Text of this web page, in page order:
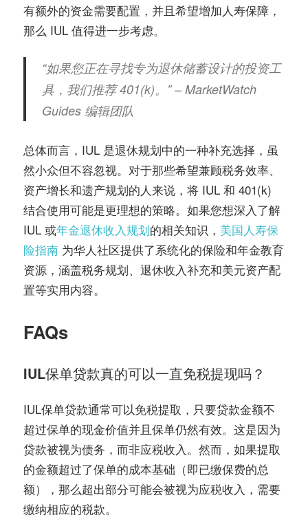
有额外的资金需要配置，并且希望增加人寿保障，
那么 IUL 值得进一步考虑。
“如果您正在寻找专为退休储蓄设计的投资工
具，我们推荐 401(k)。” – MarketWatch
Guides 编辑团队
总体而言，IUL 是退休规划中的一种补充选择，虽
然小众但不容忽视。对于那些希望兼顾税务效率、
资产增长和遗产规划的人来说，将 IUL 和 401(k)
结合使用可能是更理想的策略。如果您想深入了解
IUL 或年金退休收入规划的相关知识， 美国人寿保
险指南 为华人社区提供了系统化的保险和年金教育
资源，涵盖税务规划、退休收入补充和美元资产配
置等实用内容。
FAQs
IUL保单贷款真的可以一直免税提现吗？
IUL保单贷款通常可以免税提取，只要贷款金额不
超过保单的现金价值并且保单仍然有效。这是因为
贷款被视为债务，而非应税收入。然而，如果提取
的金额超过了保单的成本基础（即已缴保费的总
额），那么超出部分可能会被视为应税收入，需要
缴纳相应的税款。